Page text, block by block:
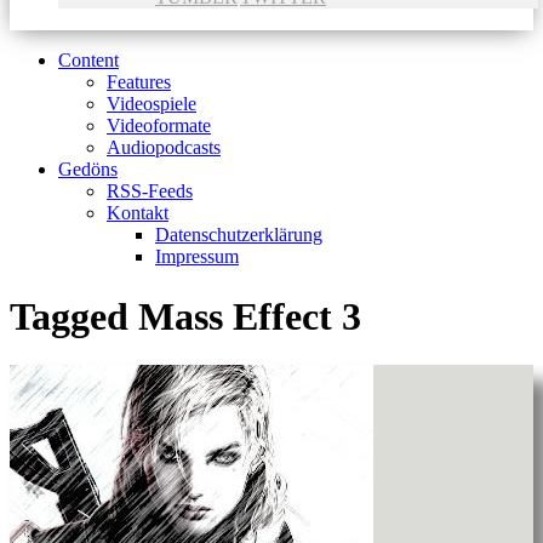
Content
Features
Videospiele
Videoformate
Audiopodcasts
Gedöns
RSS-Feeds
Kontakt
Datenschutzerklärung
Impressum
Tagged Mass Effect 3